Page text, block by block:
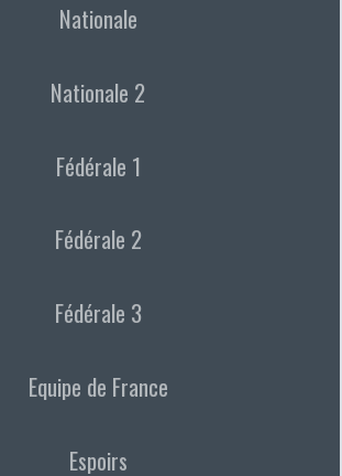
Nationale
Nationale 2
Fédérale 1
Fédérale 2
Fédérale 3
Equipe de France
Espoirs